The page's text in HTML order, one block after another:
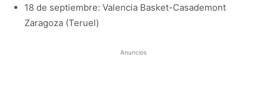
18 de septiembre: Valencia Basket-Casademont
Zaragoza (Teruel)
Anuncios